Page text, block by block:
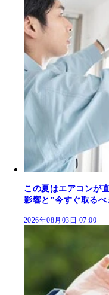
この夏はエアコンが
影響と"今すぐ取る
2026年08月03日 07:00